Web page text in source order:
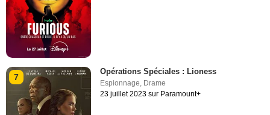
7
Opérations Spéciales : Lioness
Espionnage, Drame
23 juillet 2023 sur Paramount+